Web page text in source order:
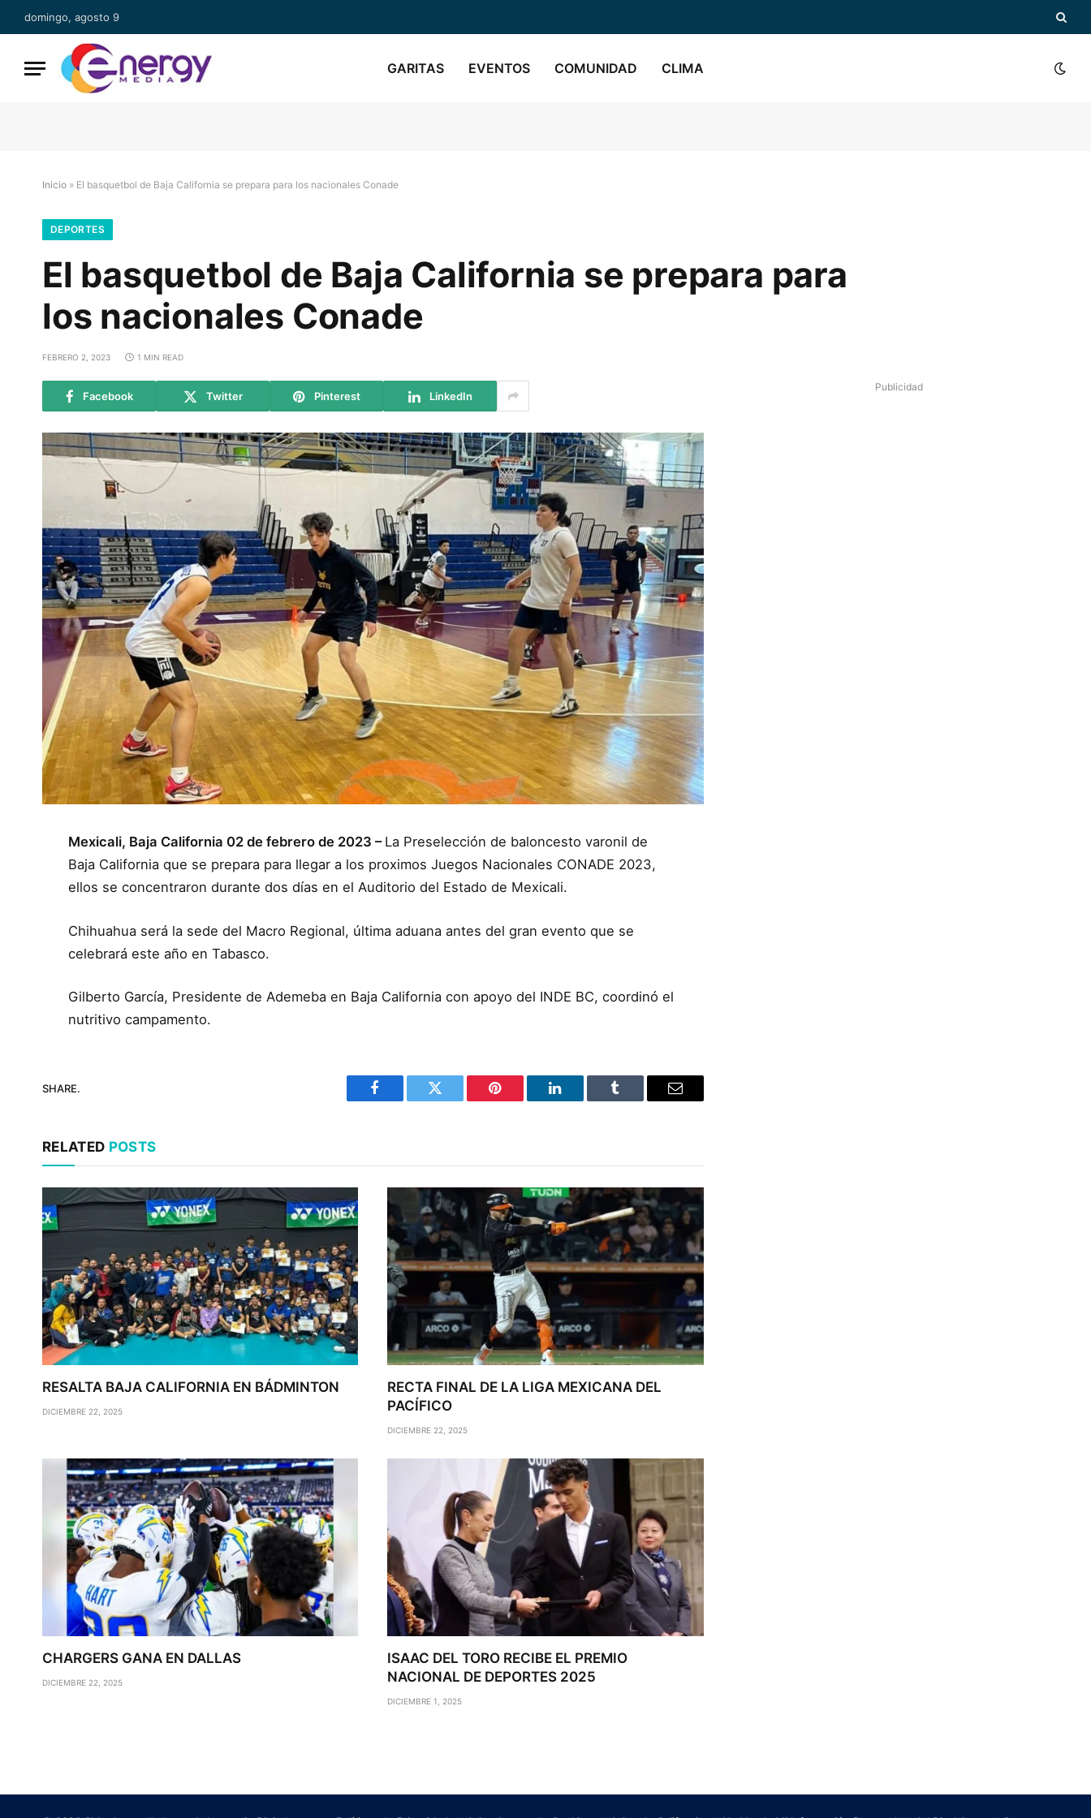
domingo, agosto 9
GARITAS EVENTOS COMUNIDAD CLIMA
Inicio » El basquetbol de Baja California se prepara para los nacionales Conade
DEPORTES
El basquetbol de Baja California se prepara para
los nacionales Conade
FEBRERO 2, 2023 1 MIN READ
Facebook Twitter Pinterest LinkedIn
Mexicali, Baja California 02 de febrero de 2023 – La Preselección de baloncesto varonil de
Baja California que se prepara para llegar a los proximos Juegos Nacionales CONADE 2023,
ellos se concentraron durante dos días en el Auditorio del Estado de Mexicali.
Chihuahua será la sede del Macro Regional, última aduana antes del gran evento que se
celebrará este año en Tabasco.
Gilberto García, Presidente de Ademeba en Baja California con apoyo del INDE BC, coordinó el
nutritivo campamento.
SHARE.
Facebook Twitter Pinterest LinkedIn Tumblr Email
RELATED POSTS
RESALTA BAJA CALIFORNIA EN BÁDMINTON
DICIEMBRE 22, 2025
RECTA FINAL DE LA LIGA MEXICANA DEL
PACÍFICO
DICIEMBRE 22, 2025
CHARGERS GANA EN DALLAS
DICIEMBRE 22, 2025
ISAAC DEL TORO RECIBE EL PREMIO
NACIONAL DE DEPORTES 2025
DICIEMBRE 1, 2025
Publicidad